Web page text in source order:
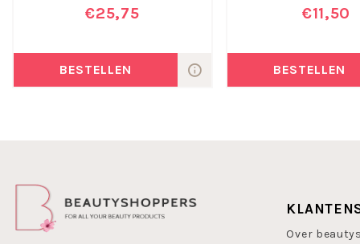
€25,75
BESTELLEN
€11,50
BESTELLEN
Over